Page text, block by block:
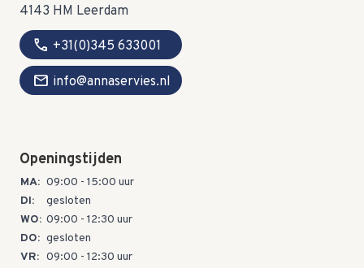
4143 HM Leerdam
call +31(0)345 633001
mail info@annaservies.nl
Openingstijden
MA: 09:00 - 15:00 uur
DI:
gesloten
WO: 09:00 - 12:30 uur
DO: gesloten
VR: 09:00 - 12:30 uur